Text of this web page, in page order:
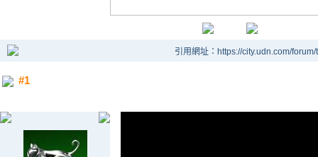
引用網址：https://city.udn.com/
#1